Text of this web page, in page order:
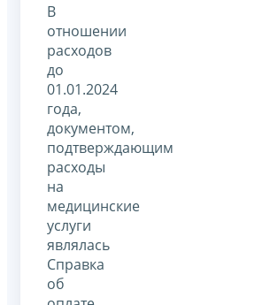
В
отношении
расходов
до
01.01.2024
года,
документом,
подтверждающим
расходы
на
медицинские
услуги
являлась
Справка
об